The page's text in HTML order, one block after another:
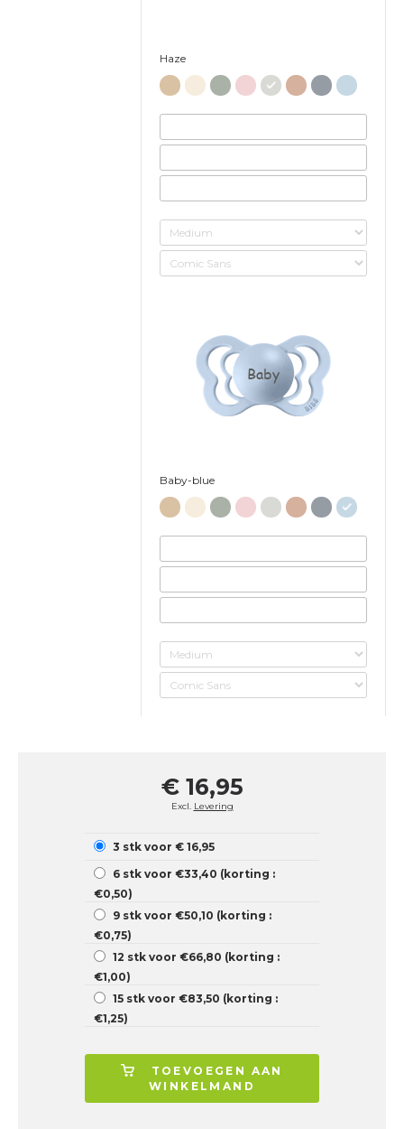
Haze
Baby
Baby-blue
€ 16,95
Excl. Levering
3 stk voor € 16,95
6 stk voor €33,40 (korting :
€0,50)
9 stk voor €50,10 (korting :
€0,75)
12 stk voor €66,80 (korting :
€1,00)
15 stk voor €83,50 (korting :
€1,25)
TOEVOEGEN AAN
WINKELMAND